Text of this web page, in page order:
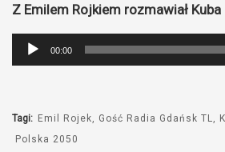
Z Emilem Rojkiem rozmawiał Kuba
Odtwarzacz
plików
00:00
Tagi: Emil Rojek Gość Radia Gdańsk TL
Polska 2050